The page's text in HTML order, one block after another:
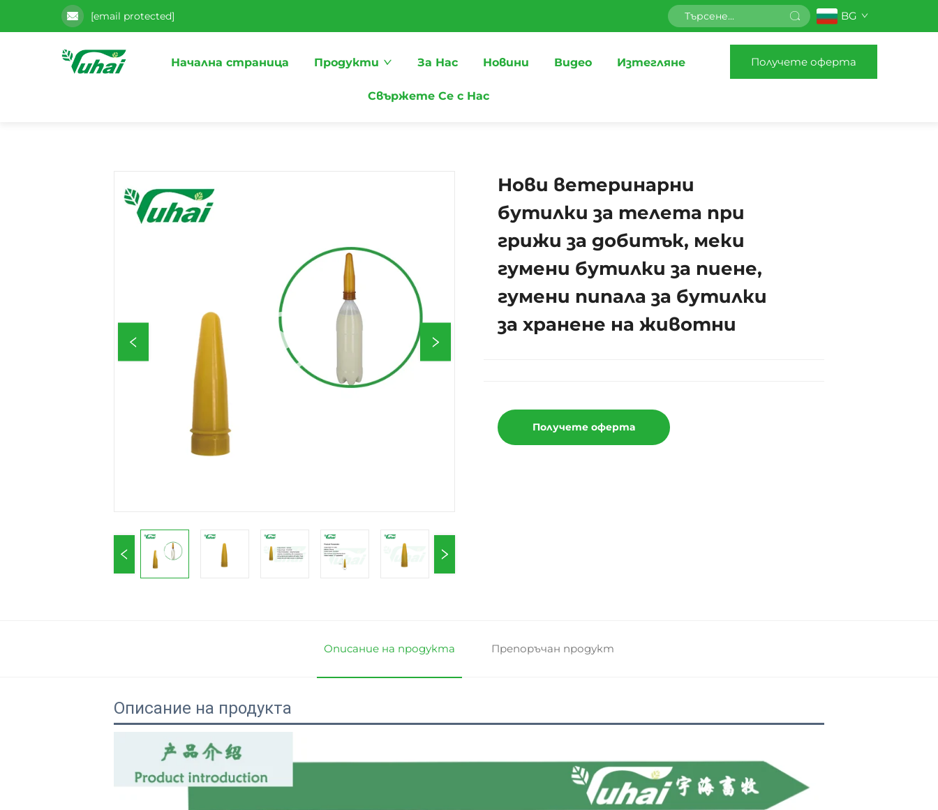
[email protected] BG
Начална страница Продукти За Нас Новини Видео Изтегляне
Свържете Се с Нас
Получете оферта
Нови ветеринарни
бутилки за телета при
грижи за добитък, меки
гумени бутилки за пиене,
гумени пипала за бутилки
за хранене на животни
Получете оферта
Описание на продукта Препоръчан продукт
Описание на продукта